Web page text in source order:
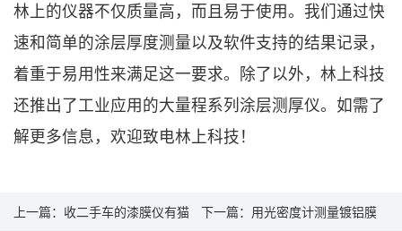
林上的仪器不仅质量高，而且易于使用。我们通过快
速和简单的涂层厚度测量以及软件支持的结果记录，
着重于易用性来满足这一要求。除了以外，林上科技
还推出了工业应用的大量程系列涂层测厚仪。如需了
解更多信息，欢迎致电林上科技！
上一篇： 收二手车的漆膜仪有猫 下一篇： 用光密度计测量镀铝膜